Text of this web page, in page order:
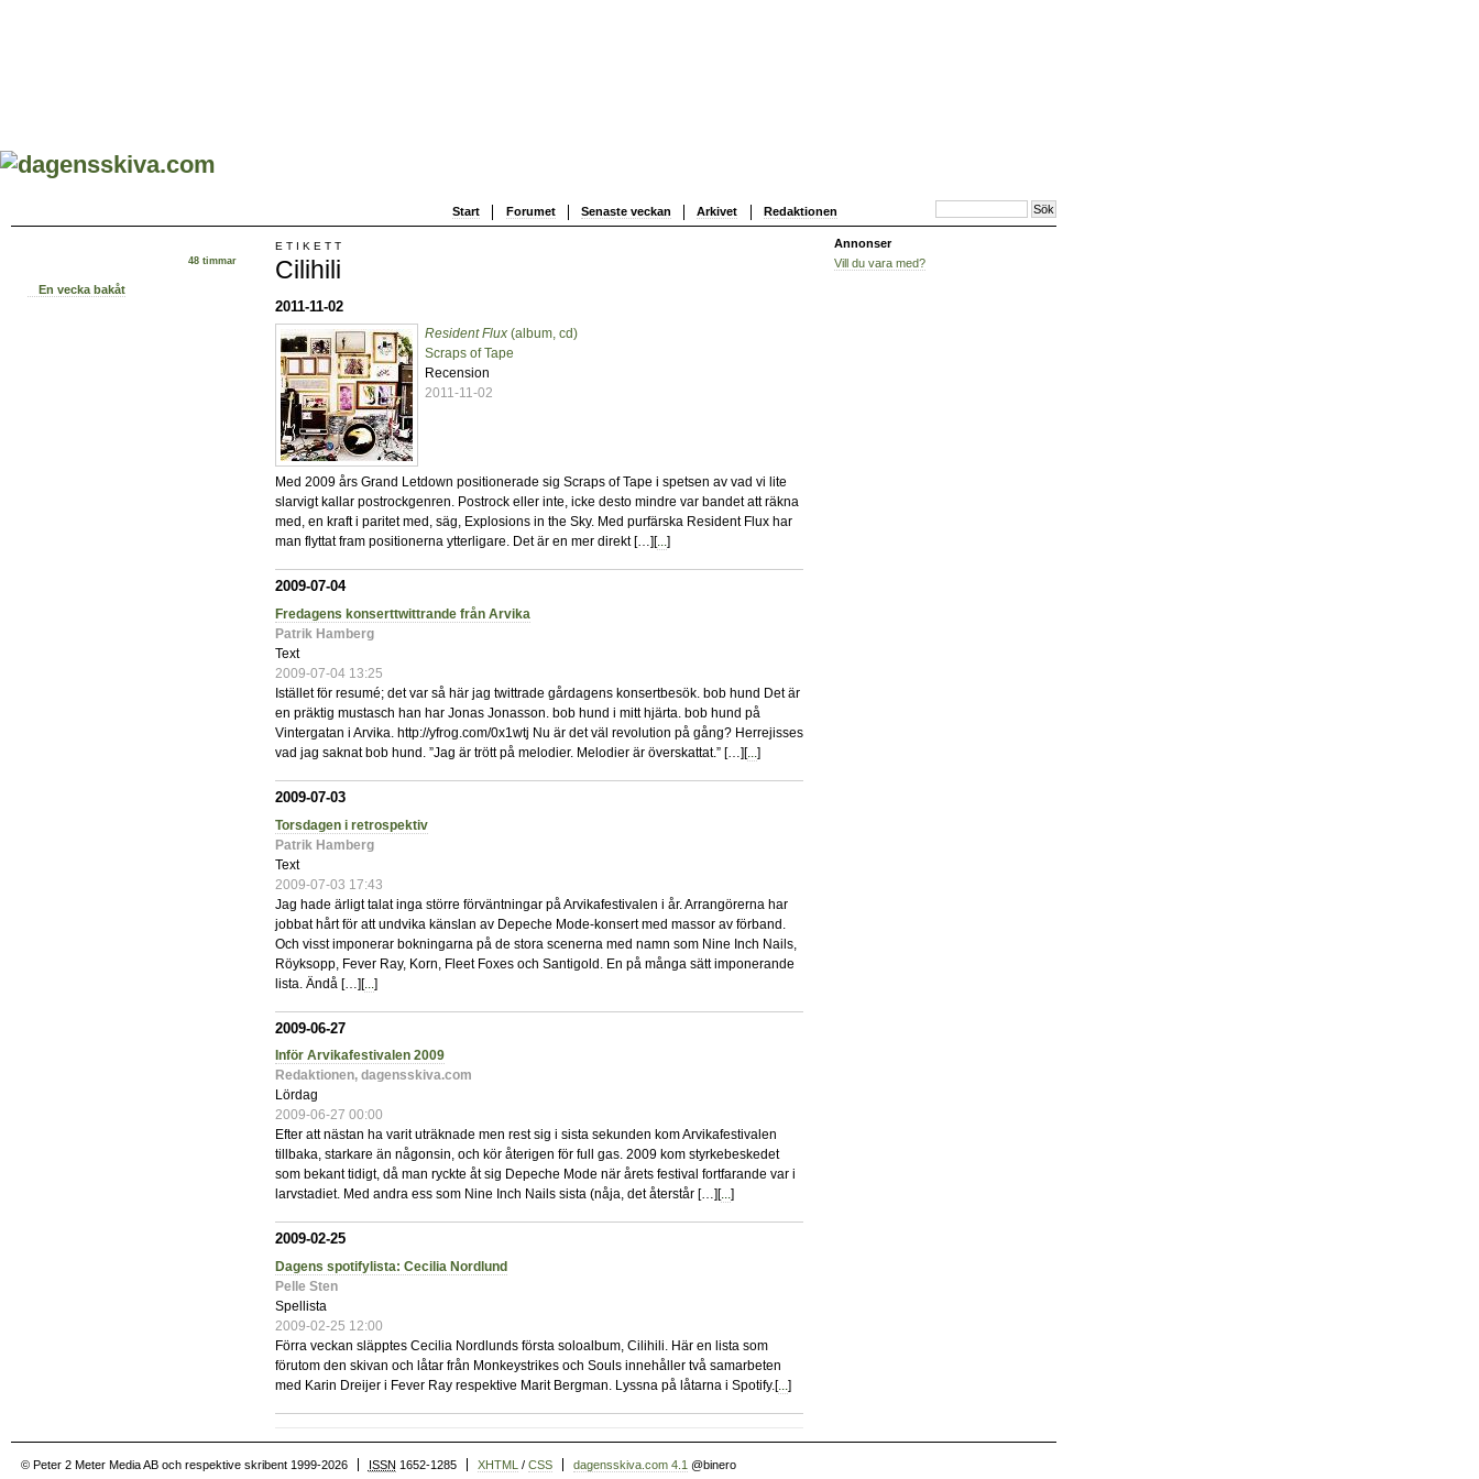
Start Forumet Senaste veckan Arkivet Redaktionen
48 timmar
En vecka bakåt
ETIKETT
Cilihili
2011-11-02
Resident Flux (album, cd)
Scraps of Tape
Recension
2011-11-02
Med 2009 års Grand Letdown positionerade sig Scraps of Tape i spetsen av vad vi lite
slarvigt kallar postrockgenren. Postrock eller inte, icke desto mindre var bandet att räkna
med, en kraft i paritet med, säg, Explosions in the Sky. Med purfärska Resident Flux har
man flyttat fram positionerna ytterligare. Det är en mer direkt […][...]
2009-07-04
Fredagens konserttwittrande från Arvika
Patrik Hamberg
Text
2009-07-04 13:25
Istället för resumé; det var så här jag twittrade gårdagens konsertbesök. bob hund Det är
en präktig mustasch han har Jonas Jonasson. bob hund i mitt hjärta. bob hund på
Vintergatan i Arvika. http://yfrog.com/0x1wtj Nu är det väl revolution på gång? Herrejisses
vad jag saknat bob hund. ”Jag är trött på melodier. Melodier är överskattat.” […][...]
2009-07-03
Torsdagen i retrospektiv
Patrik Hamberg
Text
2009-07-03 17:43
Jag hade ärligt talat inga större förväntningar på Arvikafestivalen i år. Arrangörerna har
jobbat hårt för att undvika känslan av Depeche Mode-konsert med massor av förband.
Och visst imponerar bokningarna på de stora scenerna med namn som Nine Inch Nails,
Röyksopp, Fever Ray, Korn, Fleet Foxes och Santigold. En på många sätt imponerande
lista. Ändå […][... ]
2009-06-27
Inför Arvikafestivalen 2009
Redaktionen, dagensskiva.com
Lördag
2009-06-27 00:00
Efter att nästan ha varit uträknade men rest sig i sista sekunden kom Arvikafestivalen
tillbaka, starkare än någonsin, och kör återigen för full gas. 2009 kom styrkebeskedet
som bekant tidigt, då man ryckte åt sig Depeche Mode när årets festival fortfarande var i
larvstadiet. Med andra ess som Nine Inch Nails sista (nåja, det återstår […][...]
2009-02-25
Dagens spotifylista: Cecilia Nordlund
Pelle Sten
Spellista
2009-02-25 12:00
Förra veckan släpptes Cecilia Nordlunds första soloalbum, Cilihili. Här en lista som
förutom den skivan och låtar från Monkeystrikes och Souls innehåller två samarbeten
med Karin Dreijer i Fever Ray respektive Marit Bergman. Lyssna på låtarna i Spotify.[...]
Annonser
Vill du vara med?
© Peter 2 Meter Media AB och respektive skribent 1999-2026 ISSN 1652-1285 XHTML / CSS dagensskiva.com 4.1 @binero